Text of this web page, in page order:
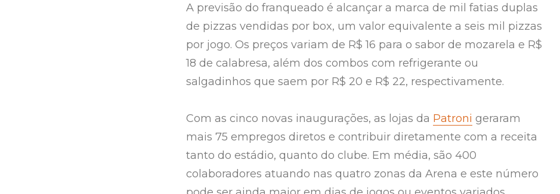
A previsão do franqueado é alcançar a marca de mil fatias duplas
de pizzas vendidas por box, um valor equivalente a seis mil pizzas
por jogo. Os preços variam de R$ 16 para o sabor de mozarela e R$
18 de calabresa, além dos combos com refrigerante ou
salgadinhos que saem por R$ 20 e R$ 22, respectivamente.
Com as cinco novas inaugurações, as lojas da Patroni geraram
mais 75 empregos diretos e contribuir diretamente com a receita
tanto do estádio, quanto do clube. Em média, são 400
colaboradores atuando nas quatro zonas da Arena e este número